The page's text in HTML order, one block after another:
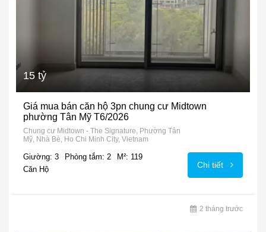
15 tỷ
Giá mua bán căn hộ 3pn chung cư Midtown
phường Tân Mỹ T6/2026
Chung cư Midtown - The Signature, Phường Tân
Mỹ, Nhà Bè, Ho Chi Minh City, Vietnam
Giường: 3 Phòng tắm: 2
M²: 119
Căn Hộ
Chi tiết
2 tháng trước